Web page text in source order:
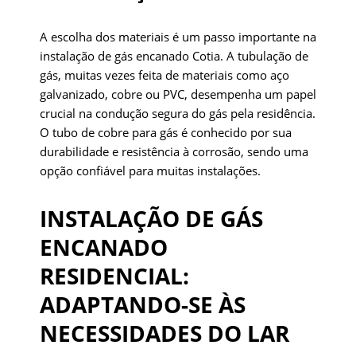
A escolha dos materiais é um passo importante na
instalação de gás encanado Cotia. A tubulação de
gás, muitas vezes feita de materiais como aço
galvanizado, cobre ou PVC, desempenha um papel
crucial na condução segura do gás pela residência.
O tubo de cobre para gás é conhecido por sua
durabilidade e resistência à corrosão, sendo uma
opção confiável para muitas instalações.
INSTALAÇÃO DE GÁS
ENCANADO
RESIDENCIAL:
ADAPTANDO-SE ÀS
NECESSIDADES DO LAR